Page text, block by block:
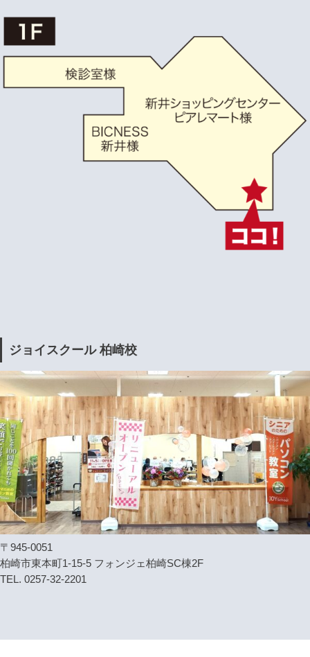
ジョイスクール 柏崎校
〒945-0051
柏崎市東本町1-15-5 フォンジェ柏崎SC棟2F
TEL. 0257-32-2201